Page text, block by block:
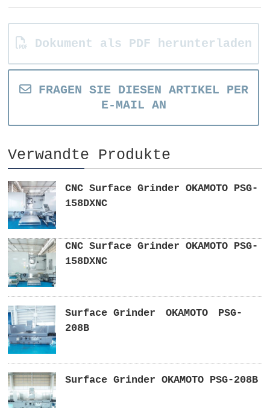
Dokument als PDF herunterladen
FRAGEN SIE DIESEN ARTIKEL PER
E-MAIL AN
Verwandte Produkte
CNC Surface Grinder OKAMOTO PSG-
158DXNC
CNC Surface Grinder OKAMOTO PSG-
158DXNC
Surface Grinder OKAMOTO PSG-
208B
Surface Grinder OKAMOTO PSG-208B